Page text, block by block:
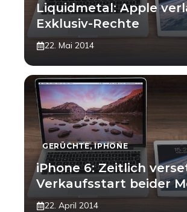
Liquidmetal: Apple
Exklusiv-Rechte
22. Mai 2014
GERÜCHTE,IPHONE
iPhone 6: Zeitlich
Verkaufsstart beider
22. April 2014